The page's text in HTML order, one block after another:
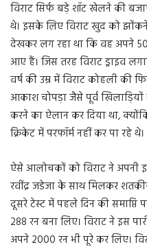
विराट सिर्फ बड़े शॉट खेलने की
थे। इसके लिए विराट खुद को
देखकर लग रहा था कि वह अपने
आए हैं। जिस तरह विराट ड्राइव
वर्ष की उम्र में विराट कोहली
आकाश चोपड़ा जैसे पूर्व
करने का ऐलान कर दिया था,
क्रिकेट में परफॉर्म नहीं कर पा रहे थे।
ऐसे आलोचकों को विराट ने अपनी
रवींद्र जडेजा के साथ मिलकर
दूसरे टेस्ट में पहले दिन की समाप्ति
288 रन बना लिए। विराट ने इस
अपने 2000 रन भी पूरे कर लिए।